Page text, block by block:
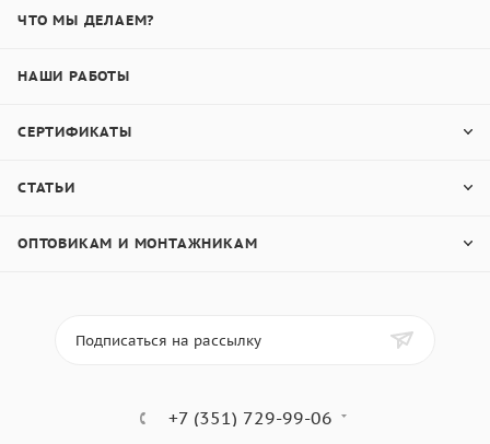
ЧТО МЫ ДЕЛАЕМ?
НАШИ РАБОТЫ
СЕРТИФИКАТЫ
СТАТЬИ
ОПТОВИКАМ И МОНТАЖНИКАМ
Подписаться на рассылку
+7 (351) 729-99-06